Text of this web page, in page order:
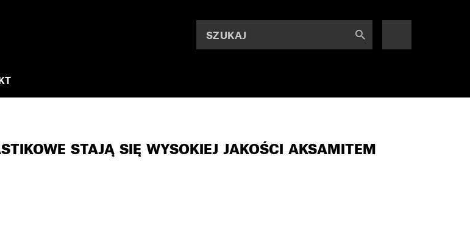
SZUKAJ
STAJĄ SIĘ WYSOKIEJ JAKOŚCI AKSAMITEM